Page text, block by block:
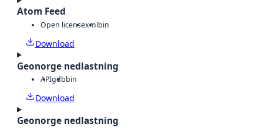
Atom Feed
Open licensexmlbin
Download
Geonorge nedlastning
APIgdbbin
Download
Geonorge nedlastning